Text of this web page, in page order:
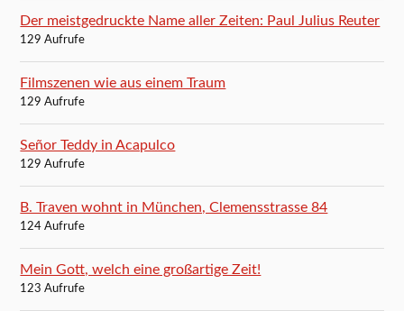
Der meistgedruckte Name aller Zeiten: Paul Julius Reuter
129 Aufrufe
Filmszenen wie aus einem Traum
129 Aufrufe
Señor Teddy in Acapulco
129 Aufrufe
B. Traven wohnt in München, Clemensstrasse 84
124 Aufrufe
Mein Gott, welch eine großartige Zeit!
123 Aufrufe